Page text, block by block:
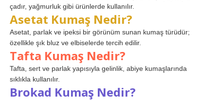
çadır, yağmurluk gibi ürünlerde kullanılır.
Asetat Kumaş Nedir?
Asetat, parlak ve ipeksi bir görünüm sunan kumaş türüdür;
özellikle şık bluz ve elbiselerde tercih edilir.
Tafta Kumaş Nedir?
Tafta, sert ve parlak yapısıyla gelinlik, abiye kumaşlarında
sıklıkla kullanılır.
Brokad Kumaş Nedir?